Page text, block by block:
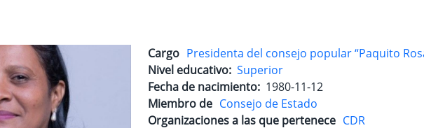
Cargo Presidenta del consejo popular “Paquito
Nivel educativo Superior
Fecha de nacimiento 1980-11-12
Miembro de Consejo de Estado
Organizaciones a las que pertenece CDR